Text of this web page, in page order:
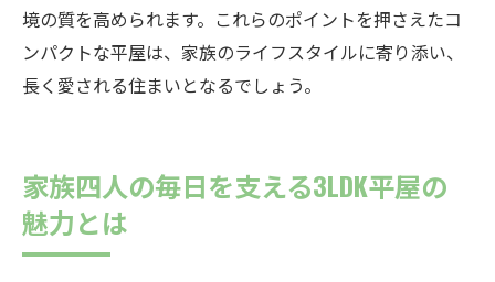
境の質を高められます。これらのポイントを押さえたコ
ンパクトな平屋は、家族のライフスタイルに寄り添い、
長く愛される住まいとなるでしょう。
家族四人の毎日を支える3LDK平屋の
魅力とは